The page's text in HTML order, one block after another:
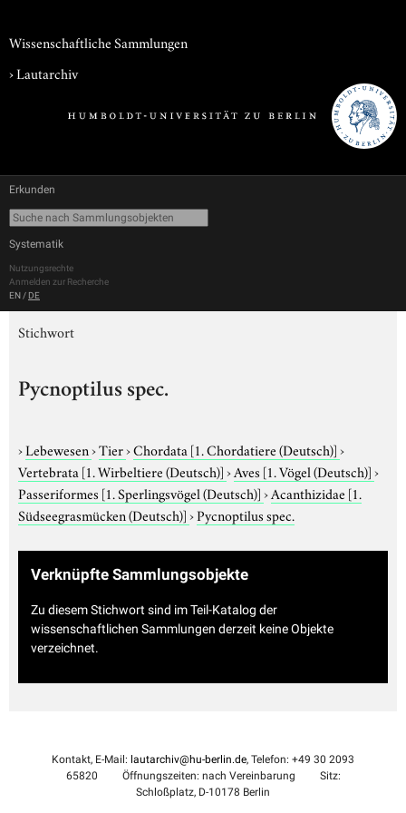
Wissenschaftliche Sammlungen
›Lautarchiv
Erkunden
Systematik
Nutzungsrechte
Anmelden zur Recherche
EN / DE
Stichwort
Pycnoptilus spec.
›Lebewesen›Tier›Chordata [1. Chordatiere (Deutsch)]›
Vertebrata [1. Wirbeltiere (Deutsch)]›Aves [1. Vögel (Deutsch)]›
Passeriformes [1. Sperlingsvögel (Deutsch)]›Acanthizidae [1.
Südseegrasmücken (Deutsch)]›Pycnoptilus spec.
Verknüpfte Sammlungsobjekte
Zu diesem Stichwort sind im Teil-Katalog der
wissenschaftlichen Sammlungen derzeit keine Objekte
verzeichnet.
Kontakt, E-Mail: lautarchiv@hu-berlin.de, Telefon: +49 30 2093
65820
Öffnungszeiten: nach Vereinbarung
Sitz:
Schloßplatz, D-10178 Berlin